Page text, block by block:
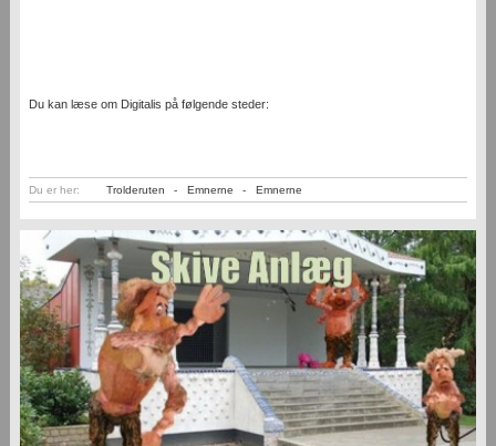
Du kan læse om Digitalis på følgende steder:
Du er her: Trolderuten - Emnerne - Emnerne